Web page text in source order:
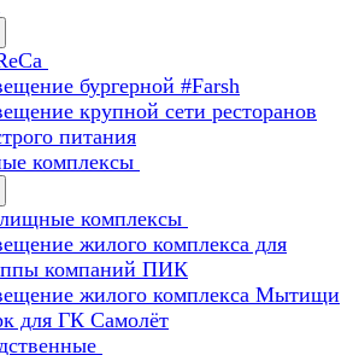
бургерной #Farsh
крупной сети ресторанов
питания
комплексы
комплексы
жилого комплекса для
компаний ПИК
жилого комплекса Мытищи
для ГК Самолёт